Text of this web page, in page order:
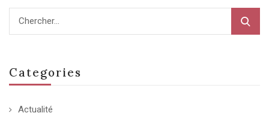
Categories
Actualité